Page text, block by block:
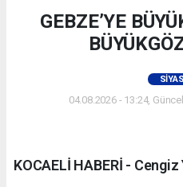
GEBZE’YE
04.08.2026 - 13:24,
KOCAELİ HABERİ -